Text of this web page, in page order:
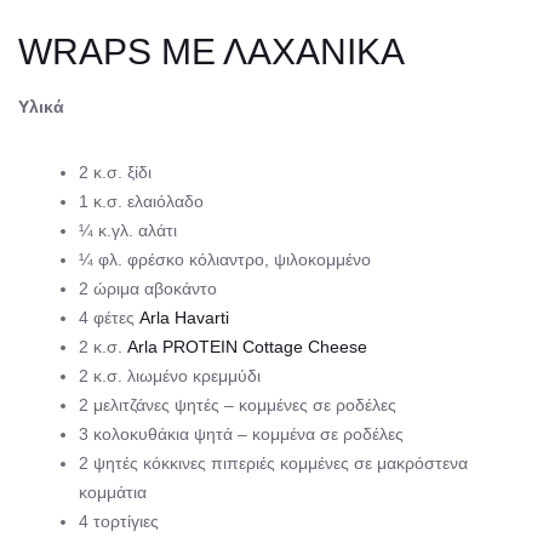
WRAPS ΜΕ ΛΑΧΑΝΙΚΑ
Υλικά
2 κ.σ. ξίδι
1 κ.σ. ελαιόλαδο
¼ κ.γλ. αλάτι
¼ φλ. φρέσκο κόλιαντρο, ψιλοκομμένο
2 ώριμα αβοκάντο
4 φέτες Αrla Havarti
2 κ.σ. Αrla PROTEIN Cottage Cheese
2 κ.σ. λιωμένο κρεμμύδι
2 μελιτζάνες ψητές – κομμένες σε ροδέλες
3 κολοκυθάκια ψητά – κομμένα σε ροδέλες
2 ψητές κόκκινες πιπεριές κομμένες σε μακρόστενα
κομμάτια
4 τορτίγιες